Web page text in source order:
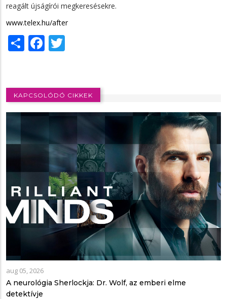
reagált újságírói megkeresésekre.
www.telex.hu/after
ShareFacebook
KAPCSOLÓDÓ CIKKEK
aug 05, 2026
A neurológia Sherlockja: Dr. Wolf, az emberi elme
detektívje